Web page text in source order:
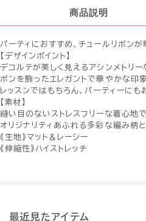
商品説明
パーティにおすすめ、チュールリボンが
【デザインポイント】
デコルテが美しく見えるアシンメトリ
ボンを飾ったエレガントで華やかな印象
レッスンではもちろん、パーティーにも
【素材】
縫い目のないストレスフリーな着心地で
オリジナリティあふれる多彩な編み柄と
《生地》マット＆レーシー
《伸縮性》ハイストレッチ
最近見たアイテム